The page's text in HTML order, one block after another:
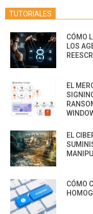
TUTORIALES
CÓMO
LOS
EL
EL
CÓMO